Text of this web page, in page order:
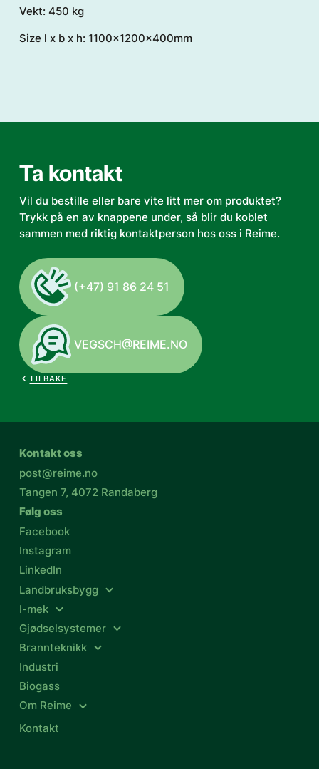
Vekt: 450 kg
Size l x b x h: 1100x1200x400mm
Ta kontakt
Vil du bestille eller bare vite litt mer om produktet?
Trykk på en av knappene under, så blir du koblet
sammen med riktig kontaktperson hos oss i Reime.
(+47) 91 86 24 51
VEGSCH@REIME.NO
TILBAKE
Kontakt oss
post@reime.no
Tangen 7, 4072 Randaberg
Følg oss
Facebook
Instagram
LinkedIn
Landbruksbygg
I-mek
Gjødselsystemer
Brannteknikk
Industri
Biogass
Om Reime
Kontakt